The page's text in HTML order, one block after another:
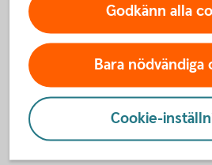
Har fondbolaget signerat
ansvarsfulla
Fondbolag som signerat FN:s
investeringar (UNPRI) ska jobba
man investerar i att ta mer ansvar
som sociala frågor, vilket följs upp
Godkänn alla
Bara nödvändiga
Cookie-